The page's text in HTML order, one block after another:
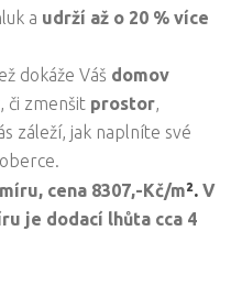
a udrží až o 20 % více
dokáže Váš domov
či zmenšit prostor,
záleží, jak naplníte své
cena 8307,-Kč/m². V
je dodací lhůta cca 4